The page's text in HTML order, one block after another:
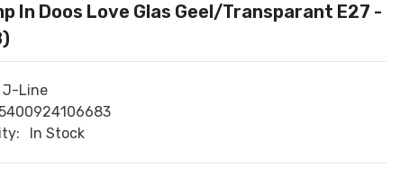
In Doos Love Glas Geel/Transparant E27 -
J-Line
In Stock